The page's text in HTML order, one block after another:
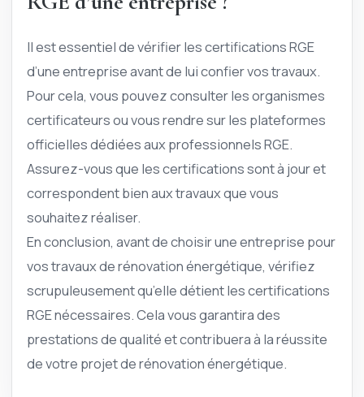
Il est essentiel de vérifier les certifications RGE
d’une entreprise avant de lui confier vos travaux.
Pour cela, vous pouvez consulter les organismes
certificateurs ou vous rendre sur les plateformes
officielles dédiées aux professionnels RGE.
Assurez-vous que les certifications sont à jour et
correspondent bien aux travaux que vous
souhaitez réaliser.
En conclusion, avant de choisir une entreprise pour
vos travaux de rénovation énergétique, vérifiez
scrupuleusement qu’elle détient les certifications
RGE nécessaires. Cela vous garantira des
prestations de qualité et contribuera à la réussite
de votre projet de rénovation énergétique.